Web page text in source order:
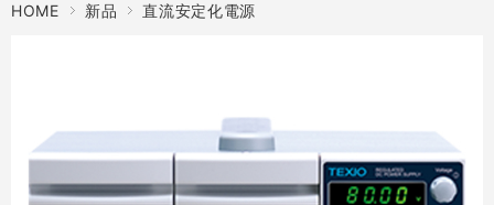
HOME 新品 直流安定化電源